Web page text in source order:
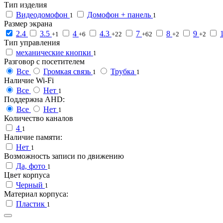
Тип изделия
Видеодомофон 1 Домофон + панель 1
Размер экрана
2.4
3.5 +1 4 +6 4.3 +22 7 +62 8 +2 9 +2
Тип управления
механические кнопки 1
Разговор с посетителем
Все
Громкая связь 1 Трубка 1
Наличие Wi-Fi
Все
Нет 1
Поддержна AHD:
Все
Нет 1
Количество каналов
4 1
Наличие памяти:
Нет 1
Возможность записи по движению
Да, фото 1
Цвет корпуса
Черный 1
Материал корпуса:
Пластик 1